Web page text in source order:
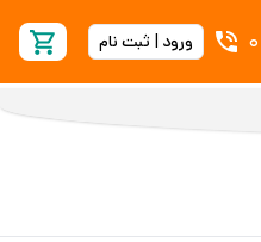
ورود | ثبت نام